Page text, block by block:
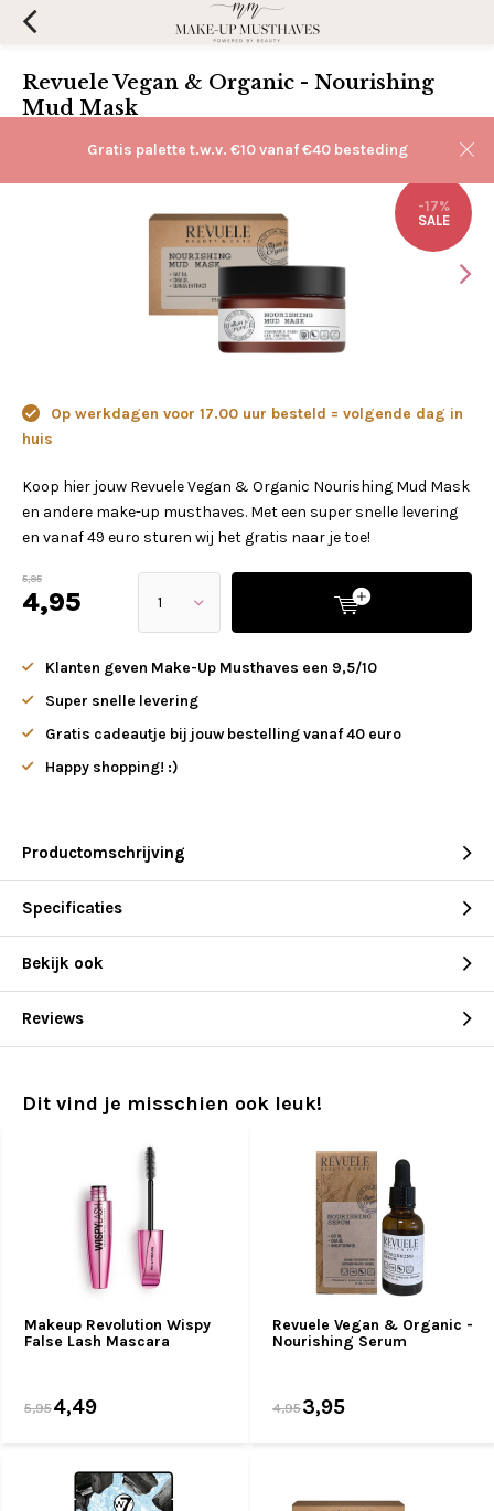
Gratis palette t.w.v. €10 vanaf €40 besteding
Revuele Vegan & Organic - Nourishing
Mud Mask
-17%
SALE
Op werkdagen voor 17.00 uur besteld = volgende dag in
huis
Koop hier jouw Revuele Vegan & Organic Nourishing Mud Mask
en andere make-up musthaves. Met een super snelle levering
en vanaf 49 euro sturen wij het gratis naar je toe!
5,95
4,95
Klanten geven Make-Up Musthaves een 9,5/10
Super snelle levering
Gratis cadeautje bij jouw bestelling vanaf 40 euro
Happy shopping! :)
Productomschrijving
Specificaties
Bekijk ook
Reviews
Dit vind je misschien ook leuk!
Makeup Revolution Wispy
False Lash Mascara
5,954,49
Revuele Vegan & Organic -
Nourishing Serum
4,953,95